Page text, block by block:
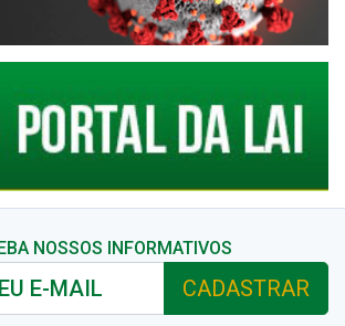
NOSSOS INFORMATIVOS
CADASTRAR